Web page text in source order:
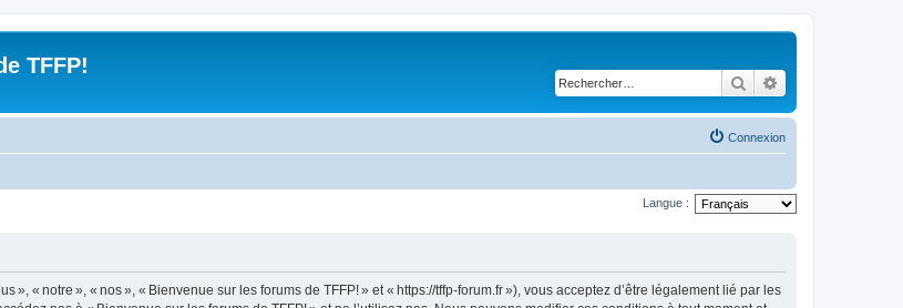
TFFP!
Rechercher
Connexion
Langue :
« notre », « nos », « Bienvenue sur les forums de TFFP! » et « https://tffp-forum.fr »), vous acceptez d’être légalement lié par les